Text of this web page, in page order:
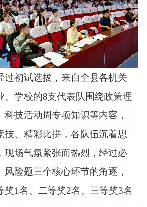
过初试选拔，来自全县各机关
、学校的8支代表队围绕政策理
科技活动周专项知识等内容，
技、精彩比拼，各队伍沉着思
现场气氛紧张而热烈，经过必
风险题三个核心环节的角逐，
奖1名、二等奖2名、三等奖3名